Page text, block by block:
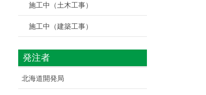
施工中（土木工事）
施工中（建築工事）
発注者
北海道開発局